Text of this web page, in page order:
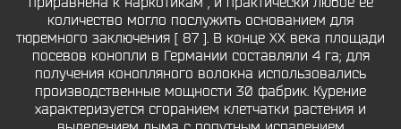
количество могло послужить основанием для
тюремного заключения [ 87 ]. В конце XX века площади
посевов конопли в Германии составляли 4 га; для
получения конопляного волокна использовались
производственные мощности 30 фабрик. Курение
характеризуется сгоранием клетчатки растения и